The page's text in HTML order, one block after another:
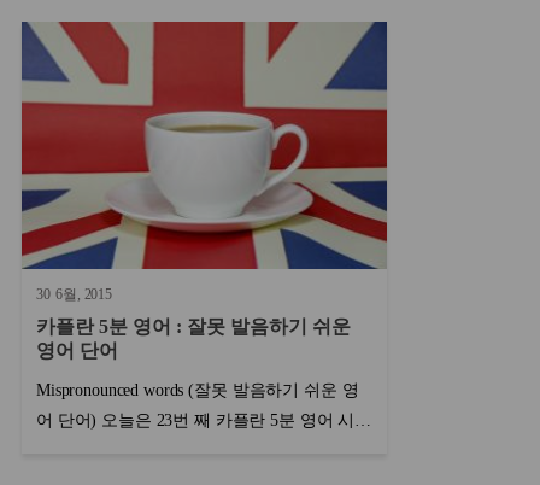
30 6월 2015
카플란 5분 영어 : 잘못 발음하기 쉬운
영어 단어
Mispronounced words (잘못 발음하기 쉬운 영
어 단어) 오늘은 23번 째 카플란 5분 영어 시간